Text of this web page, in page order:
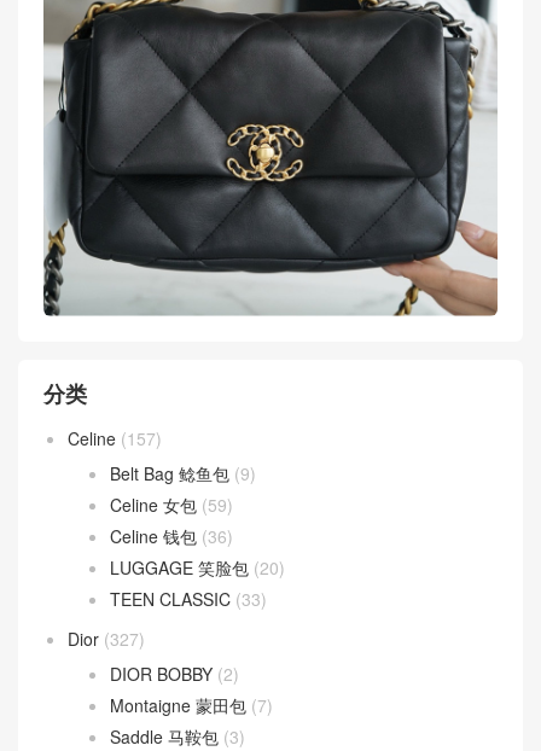
分类
Celine (157)
Belt Bag 鲶鱼包 (9)
Celine 女包 (59)
Celine 钱包 (36)
LUGGAGE 笑脸包 (20)
TEEN CLASSIC (33)
Dior (327)
DIOR BOBBY (2)
Montaigne 蒙田包 (7)
Saddle 马鞍包 (3)